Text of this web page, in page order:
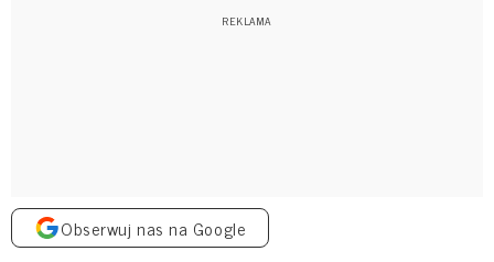
Obserwuj nas na Google